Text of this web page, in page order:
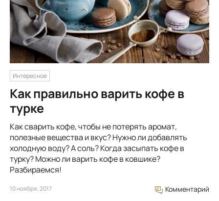
Интересное
Как правильно варить кофе в
турке
Как сварить кофе, чтобы не потерять аромат,
полезные вещества и вкус? Нужно ли добавлять
холодную воду? А соль? Когда засыпать кофе в
турку? Можно ли варить кофе в ковшике?
Разбираемся!
10 ноября, 2017 Комментарий